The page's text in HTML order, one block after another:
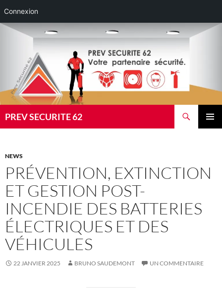
Connexion
Aller
PREV SECURITE 62
NEWS
PRÉVENTION, EXTINCTION
ET GESTION POST-
INCENDIE DES BATTERIES
ÉLECTRIQUES ET DES
VÉHICULES
22 JANVIER 2025 BRUNO SAUDEMONT UN COMMENTAIRE